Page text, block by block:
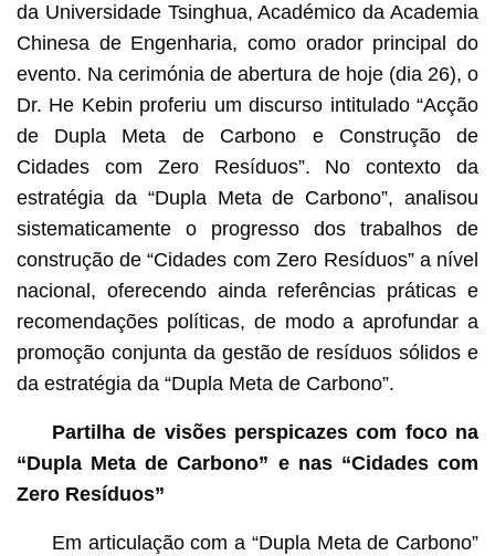
da Universidade Tsinghua, Académico da Academia
Chinesa de Engenharia, como orador principal do
evento. Na cerimónia de abertura de hoje (dia 26), o
Dr. He Kebin proferiu um discurso intitulado “Acção
de Dupla Meta de Carbono e Construção de
Cidades com Zero Resíduos”. No contexto da
estratégia da “Dupla Meta de Carbono”, analisou
sistematicamente o progresso dos trabalhos de
construção de “Cidades com Zero Resíduos” a nível
nacional, oferecendo ainda referências práticas e
recomendações políticas, de modo a aprofundar a
promoção conjunta da gestão de resíduos sólidos e
da estratégia da “Dupla Meta de Carbono”.
Partilha de visões perspicazes com foco na
“Dupla Meta de Carbono” e nas “Cidades com
Zero Resíduos”
Em articulação com a “Dupla Meta de Carbono”